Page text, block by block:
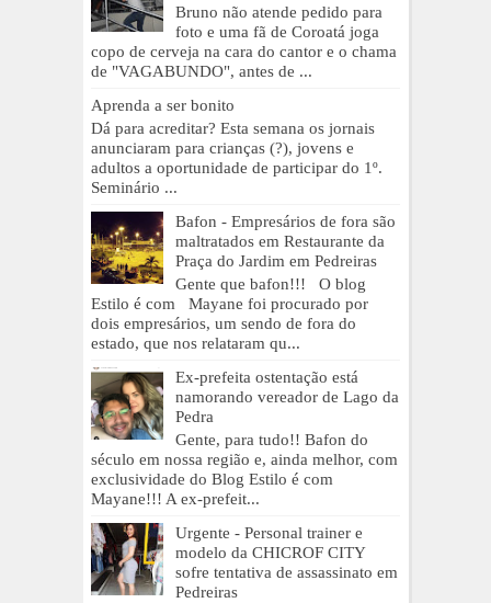
Bruno não atende pedido para
foto e uma fã de Coroatá joga
copo de cerveja na cara do cantor e o chama
de "VAGABUNDO", antes de ...
Aprenda a ser bonito
Dá para acreditar? Esta semana os jornais
anunciaram para crianças (?), jovens e
adultos a oportunidade de participar do 1º.
Seminário ...
Bafon - Empresários de fora são
maltratados em Restaurante da
Praça do Jardim em Pedreiras
Gente que bafon!!! O blog
Estilo é com Mayane foi procurado por
dois empresários, um sendo de fora do
estado, que nos relataram qu...
Ex-prefeita ostentação está
namorando vereador de Lago da
Pedra
Gente, para tudo!! Bafon do
século em nossa região e, ainda melhor, com
exclusividade do Blog Estilo é com
Mayane!!! A ex-prefeit...
Urgente - Personal trainer e
modelo da CHICROF CITY
sofre tentativa de assassinato em
Pedreiras